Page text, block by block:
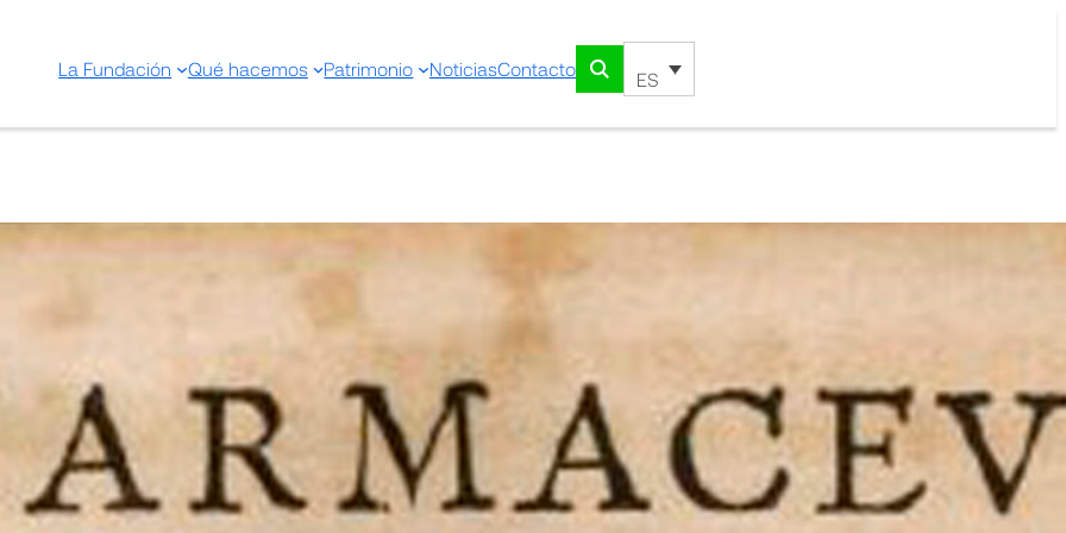
La Fundación Qué hacemos Patrimonio NoticiasContacto ES
Pharmaceutice Rationalis Sive Diatriba De
Medicamentorum Operationibus In Humano